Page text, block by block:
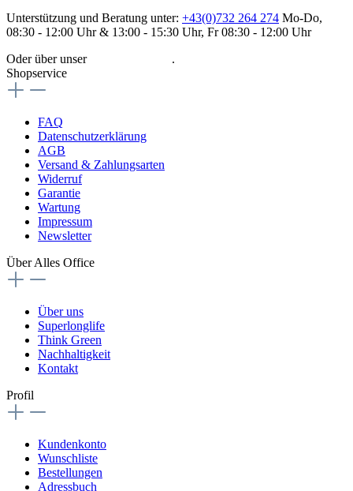
Unterstützung und Beratung unter: +43(0)732 264 274 Mo-Do,
08:30 - 12:00 Uhr & 13:00 - 15:30 Uhr, Fr 08:30 - 12:00 Uhr
Oder über unser
.
Shopservice
FAQ
Datenschutzerklärung
AGB
Versand & Zahlungsarten
Widerruf
Garantie
Wartung
Impressum
Newsletter
Über Alles Office
Über uns
Superlonglife
Think Green
Nachhaltigkeit
Kontakt
Profil
Kundenkonto
Wunschliste
Bestellungen
Adressbuch